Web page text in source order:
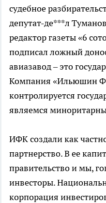
судебное
депутат-де***л
редактор газеты «6
подписал ложный
авиазавод – это
Компания «Ильюшин
контролируется
являемся
ИФК создали как
партнерство. В ее
правительство и мы,
инвесторы.
корпорация